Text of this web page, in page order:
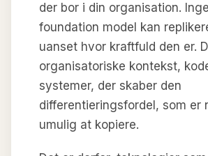
der bor i din organisation.
foundation model kan
uanset hvor kraftfuld den er.
organisatoriske kontekst,
systemer, der skaber den
differentieringsfordel, som er
umulig at kopiere.